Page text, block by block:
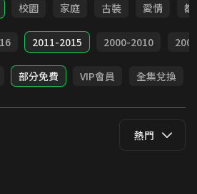
校園 家庭 古裝 愛情 都
2011-2015 2000-2010
部分免費 VIP會員 全集兌換
熱門